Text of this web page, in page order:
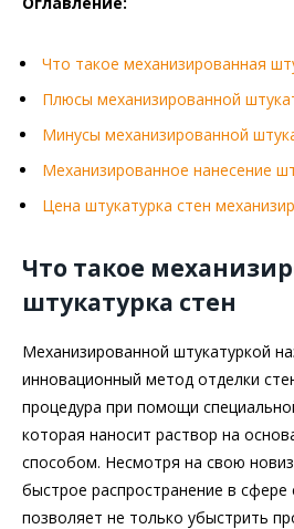
Что такое механизированная
Плюсы механизированной
Минусы механизированной
Механизированное нанесение
Цена штукатурка стен
Что такое
штукатурка стен
Механизированной штукатуркой
инновационный метод отделки
процедура при помощи
которая наносит раствор на
способом. Несмотря на свою
быстрое распространение в сфере
позволяет не только убыстрить